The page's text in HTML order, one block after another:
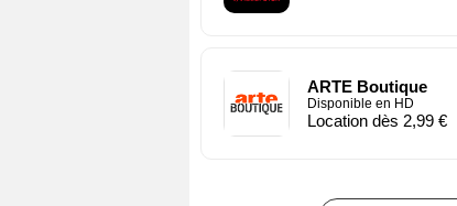
ARTE Boutique
Disponible en HD
Location dès 2,99 €